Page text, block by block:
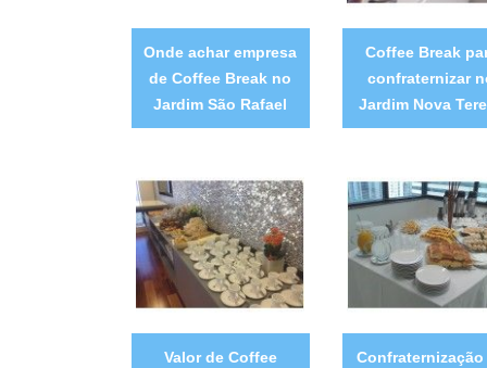
Onde achar empresa
de Coffee Break no
Jardim São Rafael
Coffee Break
confraternizar
Jardim Nova
Valor de Coffee
Confraternização